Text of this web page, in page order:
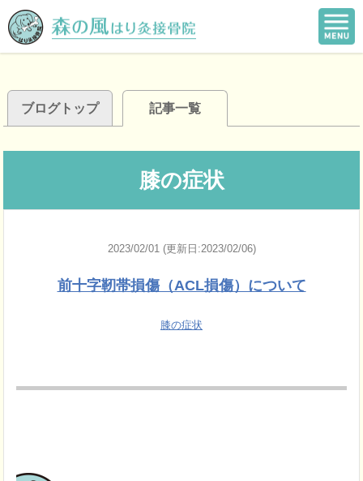
ブログトップ 記事一覧
膝の症状
2023/02/01 (更新日:2023/02/06)
前十字靭帯損傷（ACL損傷）について
膝の症状